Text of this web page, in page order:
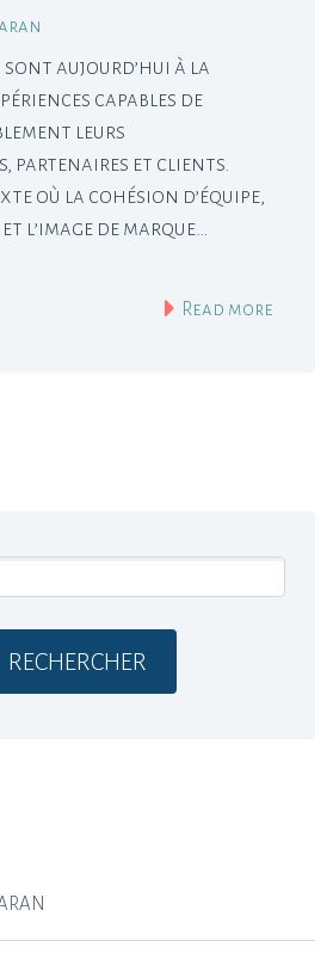
sont aujourd’hui à la
capables de
leurs
partenaires et clients.
où la cohésion d’équipe,
l’image de marque…
Read more
RECHERCHER